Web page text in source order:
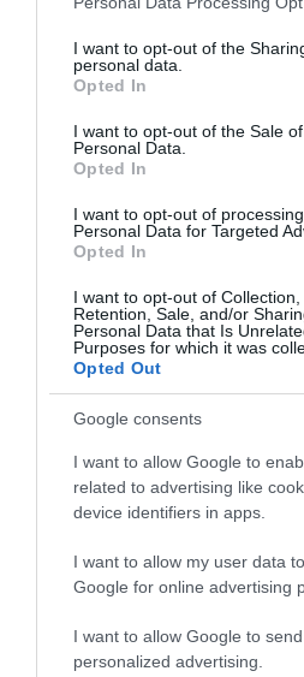
not limited to your visit or usage
grant or deny consent to Google
use your data for below specified
consent section.
I want to opt-out of the
personal data.
Opted In
I want to opt-out of the Sale
Personal Data.
Opted In
I want to opt-out of
Personal Data for Targeted
Opted In
I want to opt-out of Collection,
Retention, Sale, and/or
Personal Data that Is
Purposes for which it was
Opted Out
Google consents
I want to allow Google to
related to advertising like
device identifiers in apps.
I want to allow my user data
Google for online advertising
I want to allow Google to
personalized advertising.
Ezt az állapotot Dr. Eisenbrown
“Vannak, akik szakmájába nem
késleltetik a mosdóba járást –
iskolába járók, szolgálatot
teherautó-vezetők, vagy váltott
gyakran küzdenek ilyen a
“Idővel a húgyhólyag krónikus
húgyhólyag először csak kisebb
meg, majd egyre nagyobb lesz.
húgyhólyag izmai elveszítik a
végül nem működnek
Eisenbrown.
Ennek az ellenkezője is
WC-szünetekkel, mint
pisilni. Ilyenkor az agy folyton
hogy a húgyhólyag megtelt,
érzi, hogy ürítenie kell, ha még
vizelet a húgyhólyagjában.